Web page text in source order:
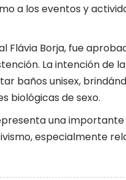
a los eventos y
Flávia Borja, fue
La intención de
baños unisex,
biológicas de sexo.
una
especialmente